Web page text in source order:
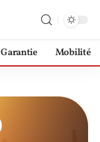
Garantie Mobilité